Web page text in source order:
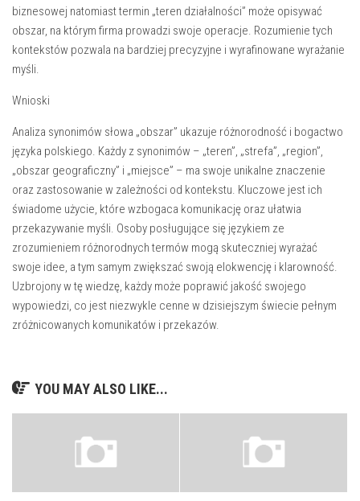
biznesowej natomiast termin „teren działalności” może opisywać
obszar, na którym firma prowadzi swoje operacje. Rozumienie tych
kontekstów pozwala na bardziej precyzyjne i wyrafinowane wyrażanie
myśli.
Wnioski
Analiza synonimów słowa „obszar” ukazuje różnorodność i bogactwo
języka polskiego. Każdy z synonimów – „teren”, „strefa”, „region”,
„obszar geograficzny” i „miejsce” – ma swoje unikalne znaczenie
oraz zastosowanie w zależności od kontekstu. Kluczowe jest ich
świadome użycie, które wzbogaca komunikację oraz ułatwia
przekazywanie myśli. Osoby posługujące się językiem ze
zrozumieniem różnorodnych termów mogą skuteczniej wyrażać
swoje idee, a tym samym zwiększać swoją elokwencję i klarowność.
Uzbrojony w tę wiedzę, każdy może poprawić jakość swojego
wypowiedzi, co jest niezwykle cenne w dzisiejszym świecie pełnym
zróżnicowanych komunikatów i przekazów.
YOU MAY ALSO LIKE...